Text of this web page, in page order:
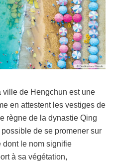
ville de Hengchun est une
en attestent les vestiges de
règne de la dynastie Qing
de se promener sur
dont le nom signifie
à sa végétation,